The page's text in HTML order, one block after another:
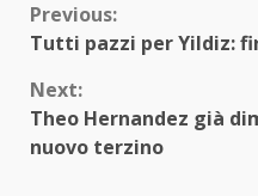
Continue
Reading
Previous:
Tutti pazzi per Yildiz:
Next:
Theo Hernandez già
nuovo terzino